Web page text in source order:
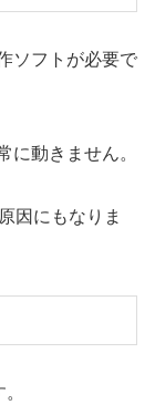
ソフトが必要で
に動きません。
因にもなりま